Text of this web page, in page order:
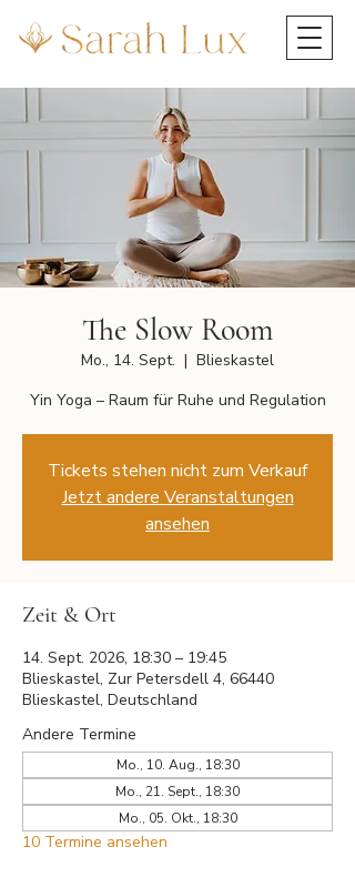
The Slow Room
Mo., 14. Sept.
  |
Blieskastel
Yin Yoga – Raum für Ruhe und Regulation
Tickets stehen nicht zum Verkauf
Jetzt andere Veranstaltungen
ansehen
Zeit & Ort
14. Sept. 2026, 18:30 – 19:45
Blieskastel, Zur Petersdell 4, 66440
Blieskastel, Deutschland
Andere Termine
Mo., 10. Aug., 18:30
Mo., 21. Sept., 18:30
Mo., 05. Okt., 18:30
10 Termine ansehen